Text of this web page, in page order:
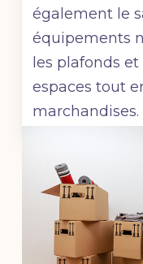
également le
équipements
les plafonds
espaces tout
marchandises.